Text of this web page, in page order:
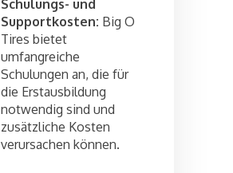
Schulungs- und
Supportkosten: Big O
Tires bietet
umfangreiche
Schulungen an, die für
die Erstausbildung
notwendig sind und
zusätzliche Kosten
verursachen können.